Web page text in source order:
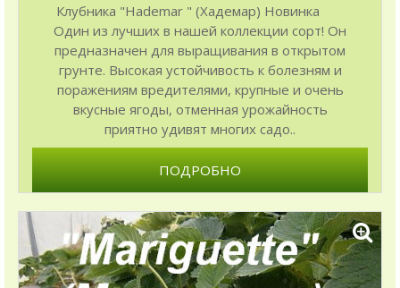
Клубника "Hademar " (Хадемар) Новинка
Один из лучших в нашей коллекции сорт! Он
предназначен для выращивания в открытом
грунте. Высокая устойчивость к болезням и
поражениям вредителями, крупные и очень
вкусные ягоды, отменная урожайность
приятно удивят многих садо..
ПОДРОБНО